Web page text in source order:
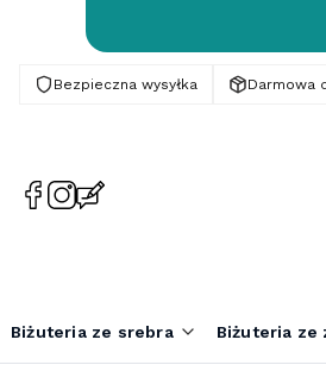
Bezpieczna wysyłka Darmowa
(Otwiera
(Otwiera
(Otwiera
Biżuteria ze srebra Biżuteria ze